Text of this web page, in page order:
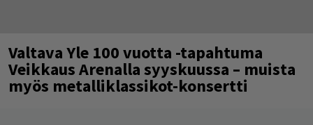
Valtava Yle 100 vuotta -tapahtuma
Veikkaus Arenalla syyskuussa – muista
myös metalliklassikot-konsertti